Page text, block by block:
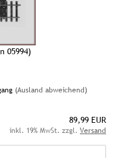
05994)
(Ausland abweichend)
89,99 EUR
inkl. 19% MwSt. zzgl. Versand